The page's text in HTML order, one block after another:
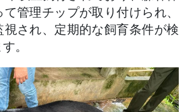
管理チップが取り付けられ、
視され、定期的な飼育条件が検
。